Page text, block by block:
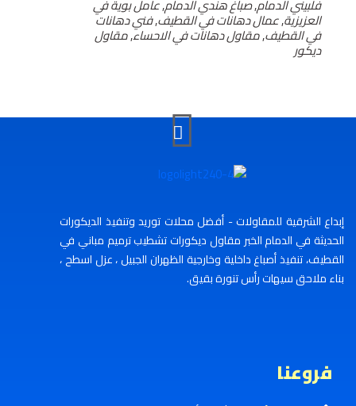
فلبيني الدمام,صباغ هندي الدمام,عامل بوية في
العزيزية,عمال دهانات في القطيف,فني دهانات
في القطيف,مقاول دهانات في الاحساء,مقاول
ديكور
إبداع الشرقية للمقاولات - أفضل محلات توريد وتنفيذ الديكورات
الحديثة في الدمام الخبر مقاول ديكورات تشطيب ترميم مباني في
القطيف، تنفيذ أصباغ داخلية وخارجية الظهران الجبيل ، عزل اسطح ،
بناء ملاحق سيهات رأس تنورة بقيق.
فروعنا